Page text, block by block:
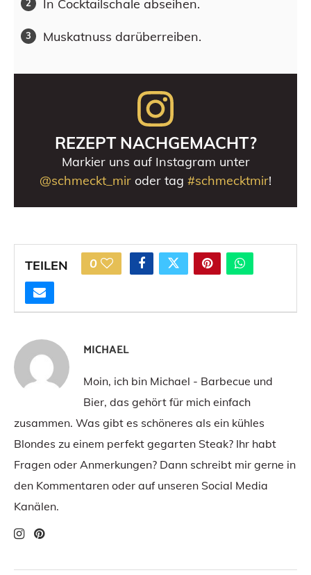
In Cocktailschale abseihen.
Muskatnuss darüberreiben.
REZEPT NACHGEMACHT?
Markier uns auf Instagram unter
@schmeckt_mir oder tag #schmecktmir!
TEILEN 0
MICHAEL
Moin, ich bin Michael - Barbecue und
Bier, das gehört für mich einfach
zusammen. Was gibt es schöneres als ein kühles
Blondes zu einem perfekt gegarten Steak? Ihr habt
Fragen oder Anmerkungen? Dann schreibt mir gerne in
den Kommentaren oder auf unseren Social Media
Kanälen.